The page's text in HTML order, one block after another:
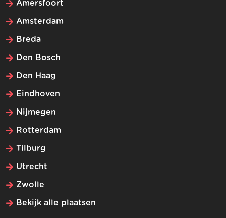
Amersfoort
Amsterdam
Breda
Den Bosch
Den Haag
Eindhoven
Nijmegen
Rotterdam
Tilburg
Utrecht
Zwolle
Bekijk alle plaatsen